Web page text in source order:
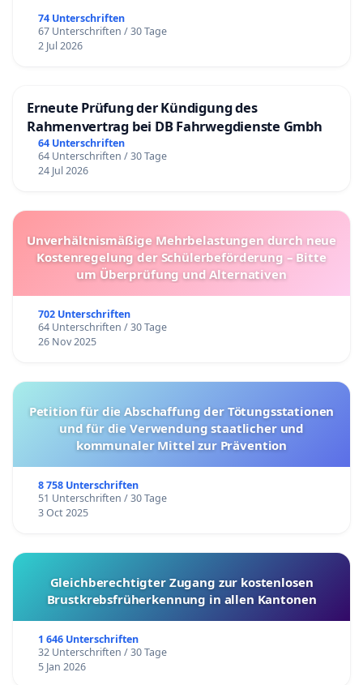
74 Unterschriften
67 Unterschriften / 30 Tage
2 Jul 2026
Erneute Prüfung der Kündigung des
Rahmenvertrag bei DB Fahrwegdienste Gmbh
64 Unterschriften
64 Unterschriften / 30 Tage
24 Jul 2026
Unverhältnismäßige Mehrbelastungen durch neue
Kostenregelung der Schülerbeförderung – Bitte
um Überprüfung und Alternativen
702 Unterschriften
64 Unterschriften / 30 Tage
26 Nov 2025
Petition für die Abschaffung der Tötungsstationen
und für die Verwendung staatlicher und
kommunaler Mittel zur Prävention
8 758 Unterschriften
51 Unterschriften / 30 Tage
3 Oct 2025
Gleichberechtigter Zugang zur kostenlosen
Brustkrebsfrüherkennung in allen Kantonen
1 646 Unterschriften
32 Unterschriften / 30 Tage
5 Jan 2026